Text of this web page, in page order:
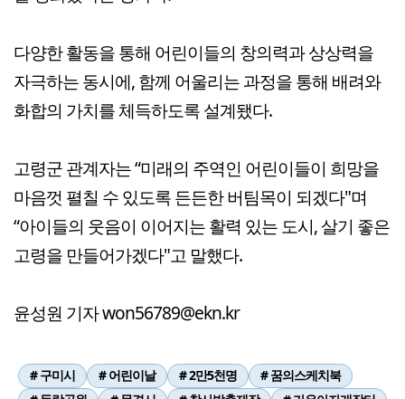
다양한 활동을 통해 어린이들의 창의력과 상상력을
자극하는 동시에, 함께 어울리는 과정을 통해 배려와
화합의 가치를 체득하도록 설계됐다.
고령군 관계자는 “미래의 주역인 어린이들이 희망을
마음껏 펼칠 수 있도록 든든한 버팀목이 되겠다"며
“아이들의 웃음이 이어지는 활력 있는 도시, 살기 좋은
고령을 만들어가겠다"고 말했다.
윤성원 기자 won56789@ekn.kr
# 구미시 # 어린이날 # 2만5천명
# 꿈의스케치북